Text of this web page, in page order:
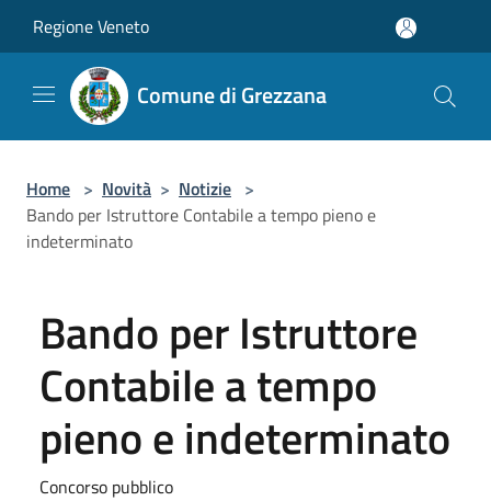
Regione Veneto
Comune di Grezzana
Home > Novità > Notizie >
Bando per Istruttore Contabile a tempo pieno e
indeterminato
Bando per Istruttore
Contabile a tempo
pieno e indeterminato
Concorso pubblico